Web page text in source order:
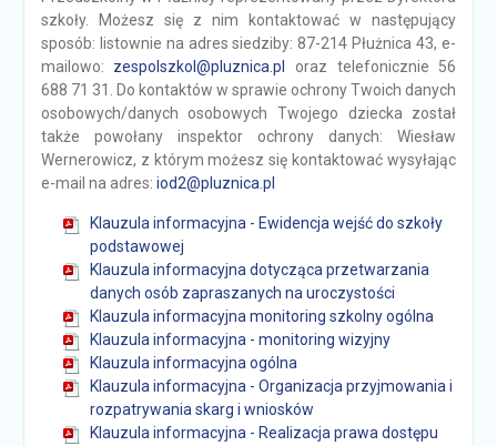
szkoły. Możesz się z nim kontaktować w następujący
sposób: listownie na adres siedziby: 87-214 Płużnica 43, e-
mailowo: zespolszkol@pluznica.pl
oraz telefonicznie 56
688 71 31. Do kontaktów w sprawie ochrony Twoich danych
osobowych/danych osobowych Twojego dziecka został
także powołany inspektor ochrony danych: Wiesław
Wernerowicz, z którym możesz się kontaktować wysyłając
e-mail na adres: iod2@pluznica.pl
Klauzula informacyjna - Ewidencja wejść do szkoły
podstawowej
Klauzula informacyjna dotycząca przetwarzania
danych osób zapraszanych na uroczystości
Klauzula informacyjna monitoring szkolny ogólna
Klauzula informacyjna - monitoring wizyjny
Klauzula informacyjna ogólna
Klauzula informacyjna - Organizacja przyjmowania i
rozpatrywania skarg i wniosków
Klauzula informacyjna - Realizacja prawa dostępu